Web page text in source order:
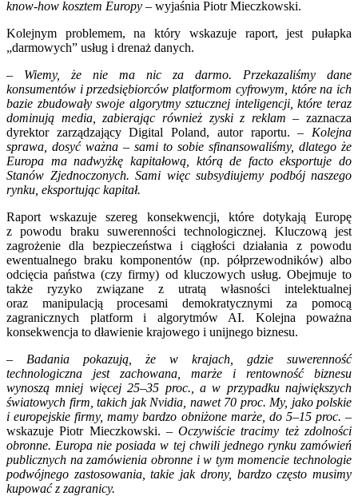
know-how kosztem Europy – wyjaśnia Piotr Mieczkowski.
Kolejnym problemem, na który wskazuje raport, jest pułapka
„darmowych” usług i drenaż danych.
– Wiemy, że nie ma nic za darmo. Przekazaliśmy dane
konsumentów i przedsiębiorców platformom cyfrowym, które na ich
bazie zbudowały swoje algorytmy sztucznej inteligencji, które teraz
dominują media, zabierając również zyski z reklam – zaznacza
dyrektor zarządzający Digital Poland, autor raportu. – Kolejna
sprawa, dosyć ważna – sami to sobie sfinansowaliśmy, dlatego że
Europa ma nadwyżkę kapitałową, którą de facto eksportuje do
Stanów Zjednoczonych. Sami więc subsydiujemy podbój naszego
rynku, eksportując kapitał.
Raport wskazuje szereg konsekwencji, które dotykają Europę
z powodu braku suwerenności technologicznej. Kluczową jest
zagrożenie dla bezpieczeństwa i ciągłości działania z powodu
ewentualnego braku komponentów (np. półprzewodników) albo
odcięcia państwa (czy firmy) od kluczowych usług. Obejmuje to
także ryzyko związane z utratą własności intelektualnej
oraz manipulacją procesami demokratycznymi za pomocą
zagranicznych platform i algorytmów AI. Kolejna poważna
konsekwencja to dławienie krajowego i unijnego biznesu.
– Badania pokazują, że w krajach, gdzie suwerenność
technologiczna jest zachowana, marże i rentowność biznesu
wynoszą mniej więcej 25–35 proc., a w przypadku największych
światowych firm, takich jak Nvidia, nawet 70 proc. My, jako polskie
i europejskie firmy, mamy bardzo obniżone marże, do 5–15 proc. –
wskazuje Piotr Mieczkowski. –Oczywiście tracimy też zdolności
obronne. Europa nie posiada w tej chwili jednego rynku zamówień
publicznych na zamówienia obronne i w tym momencie technologie
podwójnego zastosowania, takie jak drony, bardzo często musimy
kupować z zagranicy.